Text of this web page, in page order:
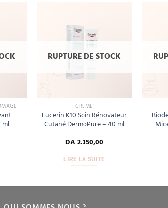
ml
RUPTURE DE STOCK
CRÈME
Eucerin K10 Soin Rénovateur
Cutané DermoPure – 40 ml
DA2.350,00
LIRE LA SUITE